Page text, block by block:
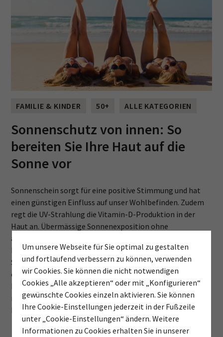
Um unsere Webseite für Sie optimal zu gestalten
und fortlaufend verbessern zu können, verwenden
wir Cookies. Sie können die nicht notwendigen
Cookies „Alle akzeptieren“ oder mit „Konfigurieren“
gewünschte Cookies einzeln aktivieren. Sie können
Ihre Cookie-Einstellungen jederzeit in der Fußzeile
unter „Cookie-Einstellungen“ ändern. Weitere
Informationen zu Cookies erhalten Sie in unserer
FAMILIE & KINDER 50+ ALLE KATEGORIEN
Sonnenschutz von innen: So
bereiten Sie Ihre Haut auf die
Sonne vor
Sonnenschein sorgt für eine positive Stimmung und hat
einen günstigen Einfluss auf unser Wohlbefinden. Zudem
regt die UV-Strahlung die Vitamin-D-Produktion in der
Haut an. Übermässige Sonnenexposition ohne
angemessenen Schutz bringt die Haut jedoch an ihre
Belastungsgrenzen. Die möglichen Folgen sind bekannt:
Sonnenbrand, eine verminderte Hautelastizität und ein
erhöhtes Hautkrebsrisiko. Ob im Beruf, während der
Freizeit oder bei generell empfindlicher Haut: Die
regelmässige Sonneneinwirkung erfordert den
bestmöglichen Schutz.